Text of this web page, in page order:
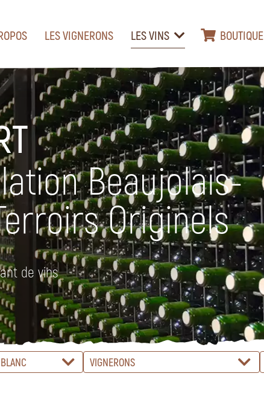
LES VIGNERONS LES VINS BOUTIQUE
Beaujolais-
Originels
de vins
VIGNERONS